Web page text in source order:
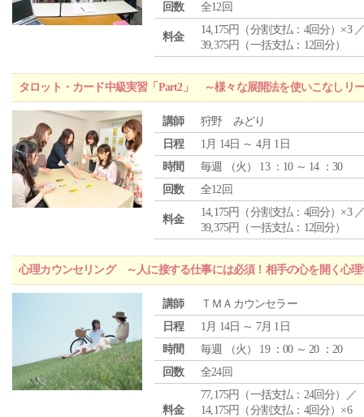
回数
全12回
料金
14,175円（分割支払：4回分）×3
39,375円（一括支払：12回分）
タロット・カード中級実習「Part2」 ～様々な展開法を使いこなしリ
講師
狩野 みどり
日程
1月 14日 ～ 4月 1日
時間
毎週 （火 ） 13 ：10 ～ 14 ：30
回数
全12回
料金
14,175円（分割支払：4回分）×3
39,375円（一括支払：12回分）
心理カウンセリング ～人に接する仕事には必須！相手の心を開く心理
講師
ＴＭＡカウンセラー
日程
1月 14日 ～ 7月 1日
時間
毎週 （火 ） 19 ：00 ～ 20 ：20
回数
全24回
料金
77,175円（一括支払：24回分）／
14,175円（分割支払：4回分）×6